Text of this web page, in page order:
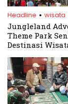
Headline . wisata
Jungleland
Theme Park
Destinasi
Bersama